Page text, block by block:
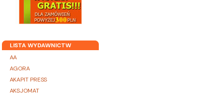
LISTA WYDAWNICTW
AA
AGORA
AKAPIT PRESS
AKSJOMAT